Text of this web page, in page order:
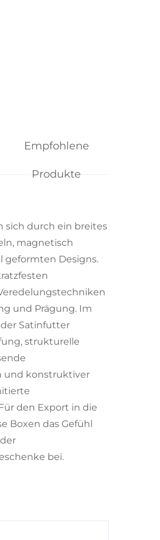
Empfohlene
Produkte
sich durch ein breites
magnetisch
geformten Designs.
und Prägung. Im
Satinfutter
strukturelle
und konstruktiver
den Export in die
Boxen das Gefühl
bei.